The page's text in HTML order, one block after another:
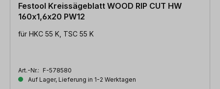
Festool Kreissägeblatt WOOD RIP CUT HW
160x1,6x20 PW12
für HKC 55 K, TSC 55 K
Art.-Nr.: F-578580
Auf Lager, Lieferung in 1-2 Werktagen